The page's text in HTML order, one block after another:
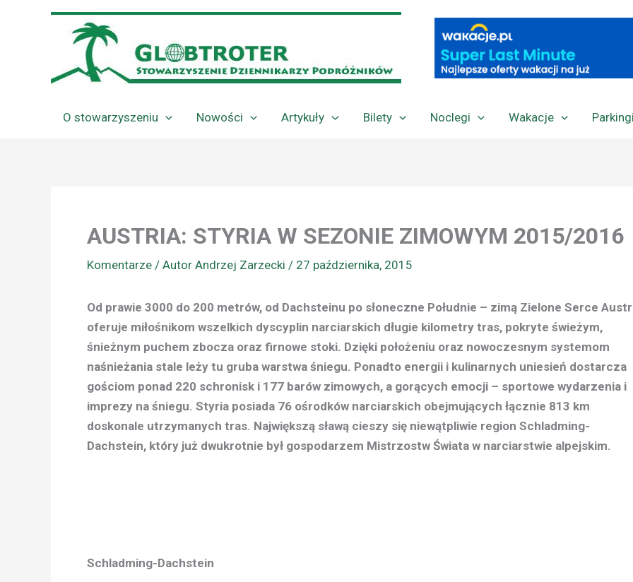
O stowarzyszeniu Nowości Artykuły Bilety Noclegi Wakacje
AUSTRIA: STYRIA W SEZONIE ZIMOWYM 2015/2016
Komentarze / Autor Andrzej Zarzecki / 27 października, 2015
Od prawie 3000 do 200 metrów, od Dachsteinu po słoneczne Południe – zimą Zielone Serce
oferuje miłośnikom wszelkich dyscyplin narciarskich długie kilometry tras, pokryte świeżym,
śnieżnym puchem zbocza oraz firnowe stoki. Dzięki położeniu oraz nowoczesnym systemom
naśnieżania stale leży tu gruba warstwa śniegu. Ponadto energii i kulinarnych uniesień dostarcza
gościom ponad 220 schronisk i 177 barów zimowych, a gorących emocji – sportowe wydarzenia i
imprezy na śniegu. Styria posiada 76 ośrodków narciarskich obejmujących łącznie 813 km
doskonale utrzymanych tras. Największą sławą cieszy się niewątpliwie region Schladming-
Dachstein, który już dwukrotnie był gospodarzem Mistrzostw Świata w narciarstwie alpejskim.
Schladming-Dachstein